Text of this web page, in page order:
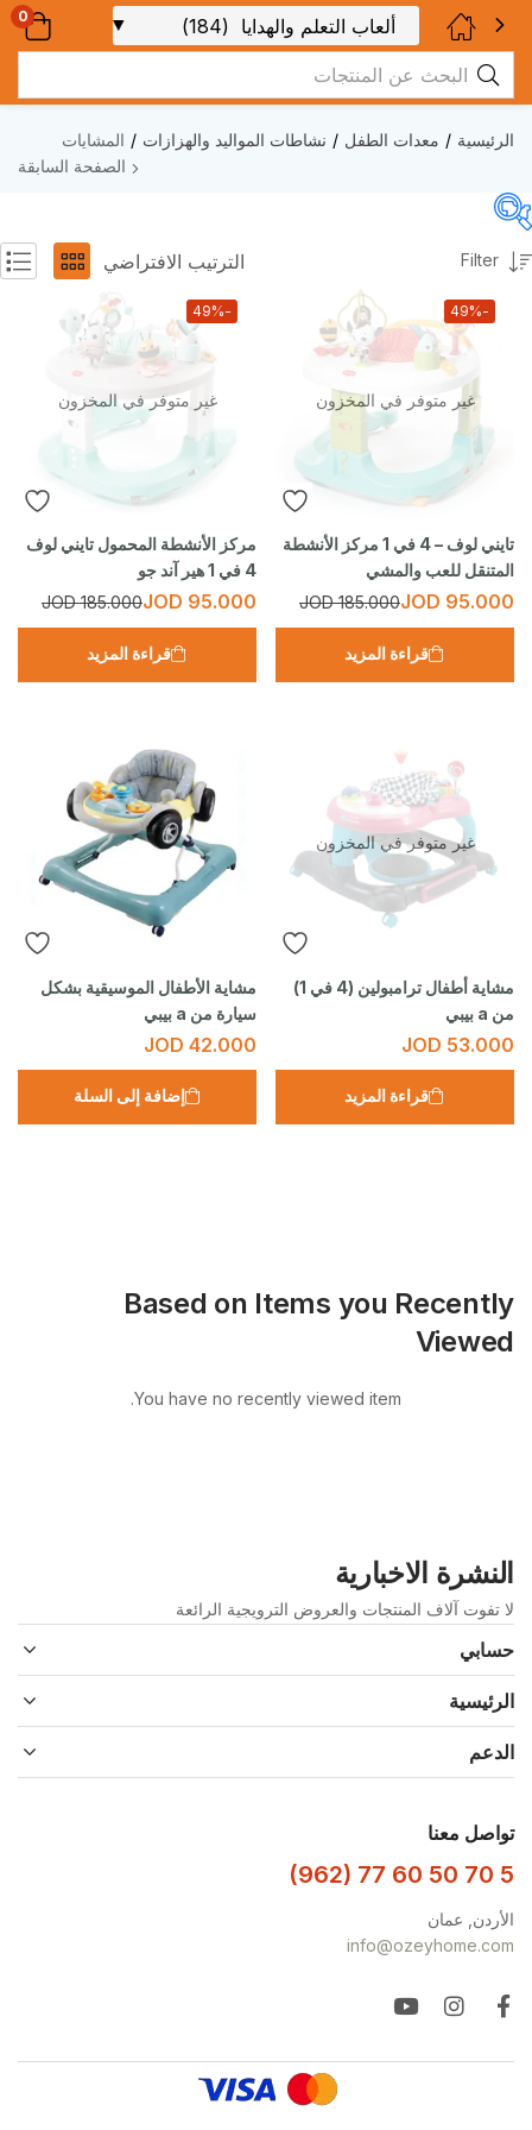
0
الرئيسية معدات الطفل نشاطات المواليد والهزازات
المشايات
الصفحة السابقة
Filter الترتيب الافتراضي
غير متوفر في المخزون
-49%
تايني لوف – 4 في 1 مركز الأنشطة
المتنقل للعب والمشي
JOD 95.000
JOD185.000
قراءة المزيد
غير متوفر في المخزون
-49%
مركز الأنشطة المحمول تايني لوف
4 في 1 هير آند جو
JOD 95.000
JOD185.000
قراءة المزيد
غير متوفر في المخزون
مشاية أطفال ترامبولين (4 في 1)
من a بيبي
JOD 53.000
قراءة المزيد
مشاية الأطفال الموسيقية بشكل
سيارة من a بيبي
JOD 42.000
إضافة إلى السلة
Based on Items you Recently
Viewed
You have no recently viewed item.
النشرة الاخبارية
لا تفوت آلاف المنتجات والعروض الترويجية الرائعة
حسابي
الرئيسية
الدعم
تواصل معنا
(962) 77 60 50 70 5
الأردن, عمان
info@ozeyhome.com